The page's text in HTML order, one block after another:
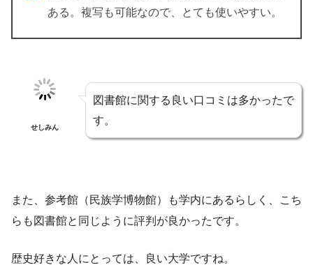
ある。複写も可能なので、とても使いやすい。
せしみん
図書館に関する良い口コミは多かったで
す。
また、参考館（民族学博物館）も学内にあるらしく、こち
らも図書館と同じように評判が良かったです。
歴史好きな人にとっては、良い大学ですね。